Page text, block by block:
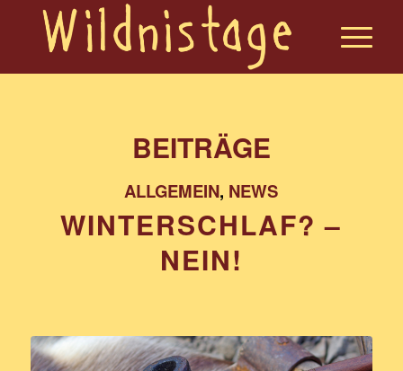
BEITRÄGE
ALLGEMEIN, NEWS
WINTERSCHLAF? –
NEIN!